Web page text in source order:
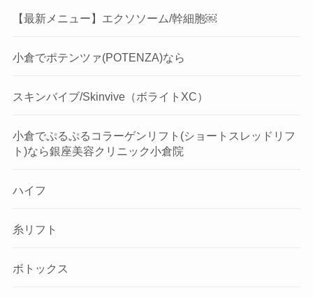
【最新メニュー】エクソソーム/幹細胞￼
小倉でポテンツァ(POTENZA)なら
スキンバイブ/Skinvive（ボライトXC）
小倉でぷるぷるコラーゲンリフト(ショートスレッドリフ
ト)なら銀座美容クリニック小倉院
ハイフ
糸リフト
ボトックス